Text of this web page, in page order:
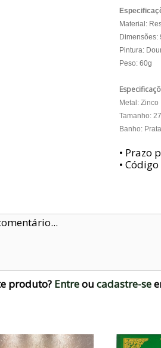
Material:
Dimensões:
Pintura:
Peso: 60g
Metal: Zinco
Tamanho:
Banho:
• Prazo
•
produto? Entreou cadastre-se